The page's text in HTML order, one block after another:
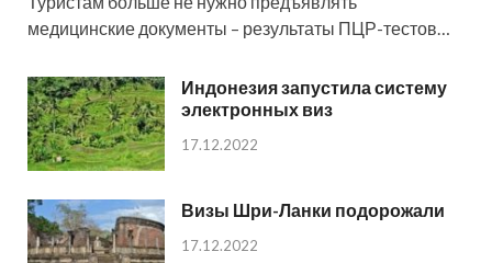
медицинские документы – результаты ПЦР-тестов…
Индонезия запустила систему
электронных виз
17.12.2022
Визы Шри-Ланки подорожали
17.12.2022